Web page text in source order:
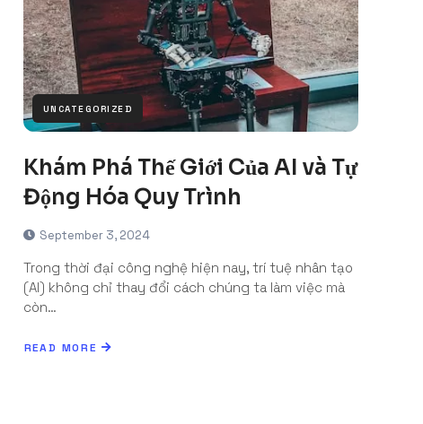
UNCATEGORIZED
Khám Phá Thế Giới Của AI và Tự
Động Hóa Quy Trình
September 3, 2024
Trong thời đại công nghệ hiện nay, trí tuệ nhân tạo
(AI) không chỉ thay đổi cách chúng ta làm việc mà
còn…
READ MORE